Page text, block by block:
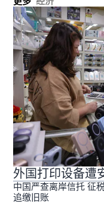
外国打印设备
中国严查离岸信托 征
追缴旧账